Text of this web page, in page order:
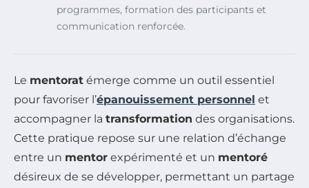
programmes, formation des participants et
communication renforcée.
Le mentorat émerge comme un outil essentiel
pour favoriser l’épanouissement personnel et
accompagner la transformation des organisations.
Cette pratique repose sur une relation d’échange
entre un mentor expérimenté et un mentoré
désireux de se développer, permettant un partage